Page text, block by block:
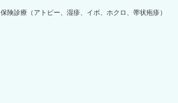
保険診療（アトピー、湿疹、イボ、ホクロ、帯状疱疹）